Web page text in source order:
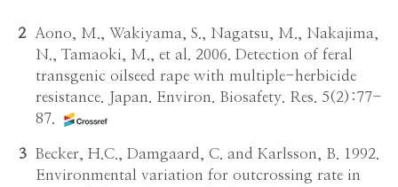
2
Aono, M., Wakiyama, S., Nagatsu, M., Nakajima,
N., Tamaoki, M., et al. 2006. Detection of feral
transgenic oilseed rape with multiple-herbicide
resistance. Japan. Environ. Biosafety. Res. 5(2):77-
87.
3
Becker, H.C., Damgaard, C. and Karlsson, B. 1992.
Environmental variation for outcrossing rate in